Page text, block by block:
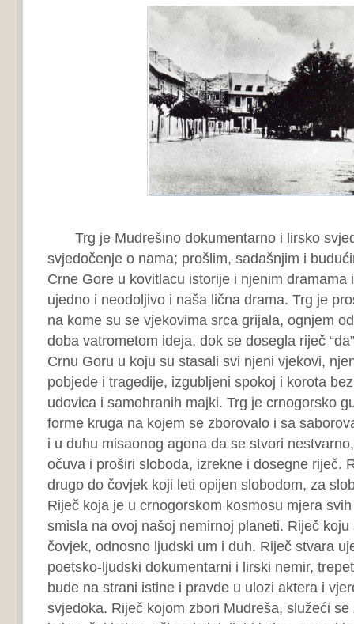
Trg je Mudrešino dokumentarno i lirsko
svjedočenje o nama; prošlim, sadašnjim i
Crne Gore u kovitlacu istorije i njenim dramama
ujedno i neodoljivo i naša lična drama. Trg je
na kome su se vjekovima srca grijala, ognjem
doba vatrometom ideja, dok se dosegla riječ
Crnu Goru u koju su stasali svi njeni vjekovi,
pobjede i tragedije, izgubljeni spokoj i korota
udovica i samohranih majki. Trg je crnogorsko
forme kruga na kojem se zborovalo i sa
i u duhu misaonog agona da se stvori
očuva i proširi sloboda, izrekne i dosegne riječ.
drugo do čovjek koji leti opijen slobodom, za
Riječ koja je u crnogorskom kosmosu mjera
smisla na ovoj našoj nemirnoj planeti. Riječ
čovjek, odnosno ljudski um i duh. Riječ stvara
poetsko-ljudski dokumentarni i lirski nemir,
bude na strani istine i pravde u ulozi aktera i
svjedoka. Riječ kojom zbori Mudreša, služeći se